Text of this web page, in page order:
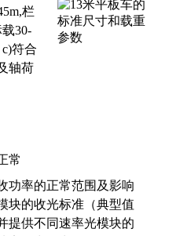
栏
30-
符合
轴荷
常
功率的正常范围及影响
块的收光标准（典型值
提供不同速率光模块的